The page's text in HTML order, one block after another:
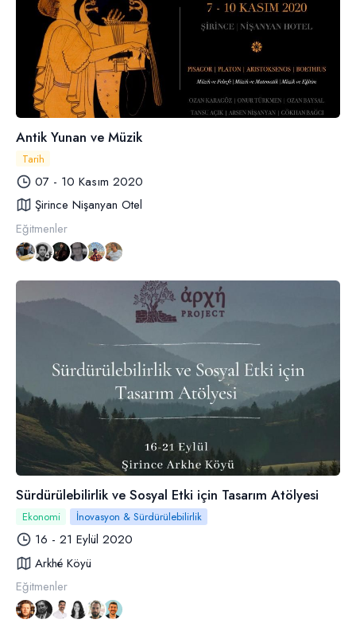
Antik Yunan ve Müzik
Tarih
07 - 10 Kasım 2020
Şirince Nişanyan Otel
Eğitmenler
Sürdürülebilirlik ve Sosyal Etki için Tasarım Atölyesi
Ekonomi İnovasyon & Sürdürülebilirlik
16 - 21 Eylül 2020
Arkhé Köyü
Eğitmenler